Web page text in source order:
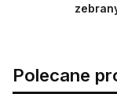
Polecane